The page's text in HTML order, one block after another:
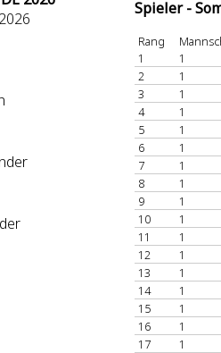
Spieler -
Rang
1
1
2
1
3
1
4
1
5
1
6
1
7
1
8
1
9
1
10
1
11
1
12
1
13
1
14
1
15
1
16
1
17
1